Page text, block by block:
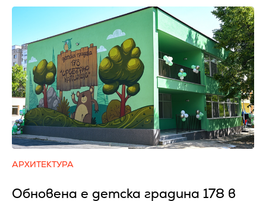
АРХИТЕКТУРА
Обновена е детска градина 178 в